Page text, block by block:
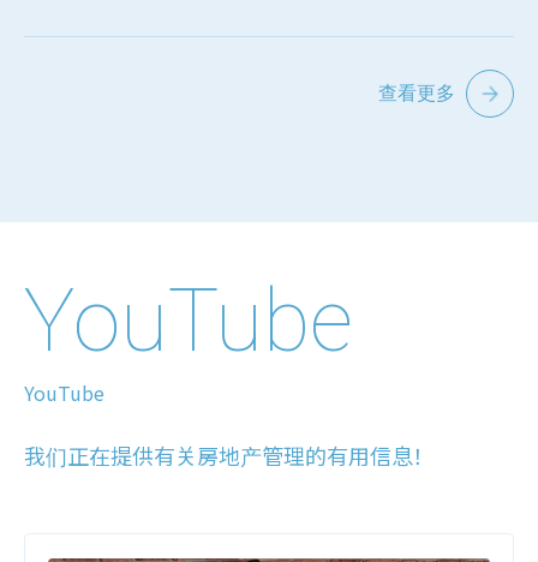
查看更多
YouTube
YouTube
我们正在提供有关房地产管理的有用信息！